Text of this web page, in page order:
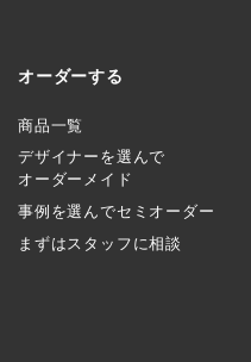
オーダーする
商品一覧
デザイナーを選んで
オーダーメイド
事例を選んでセミオーダー
まずはスタッフに相談